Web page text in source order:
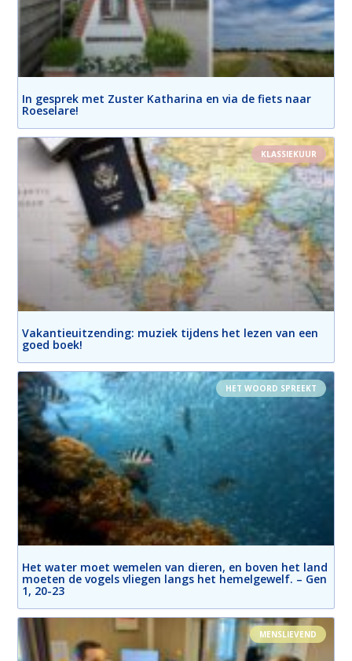
In gesprek met Zuster Katharina en via de fiets naar
Roeselare!
KLASSIEKUUR
Vakantieuitzending: muziek tijdens het lezen van een
goed boek!
HET WOORD SPREEKT
Het water moet wemelen van dieren, en boven het land
moeten de vogels vliegen langs het hemelgewelf. – Gen
1, 20-23
MENSLIEVEND